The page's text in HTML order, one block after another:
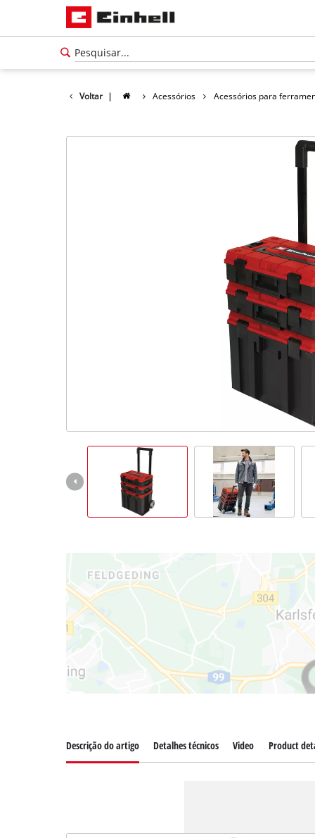
Voltar | Acessórios Acessórios para
Descrição do artigo Detalhes técnicos Video Product